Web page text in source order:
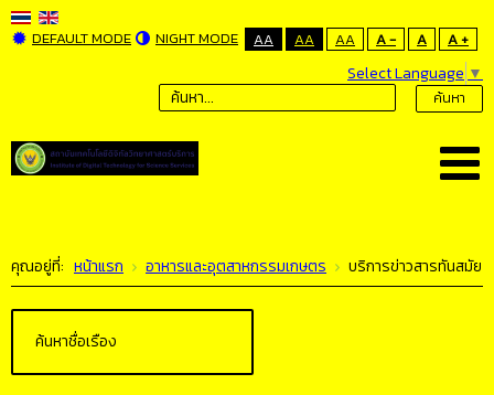
DEFAULT MODE NIGHT MODE AA AA AA A - A A +
Select Language ▼
ค้นหา
คุณอยู่ที่: หน้าแรก อาหารและอุตสาหกรรมเกษตร บริการข่าวสารทันสมัย